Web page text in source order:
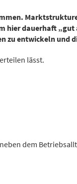
hier dauerhaft
zu entwickeln und
lässt.
dem